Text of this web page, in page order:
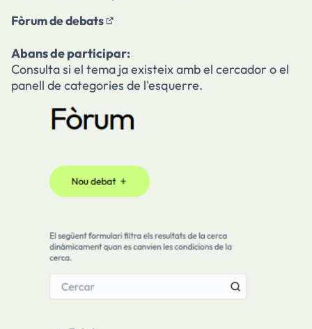
Fòrum de debats
Abans de participar:
Consulta si el tema ja existeix amb el cercador o el
panell de categories de l'esquerre.